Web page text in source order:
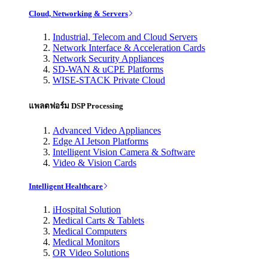
Cloud, Networking & Servers
Industrial, Telecom and Cloud Servers
Network Interface & Acceleration Cards
Network Security Appliances
SD-WAN & uCPE Platforms
WISE-STACK Private Cloud
แพลตฟอร์ม DSP Processing
Advanced Video Appliances
Edge AI Jetson Platforms
Intelligent Vision Camera & Software
Video & Vision Cards
Intelligent Healthcare
iHospital Solution
Medical Carts & Tablets
Medical Computers
Medical Monitors
OR Video Solutions